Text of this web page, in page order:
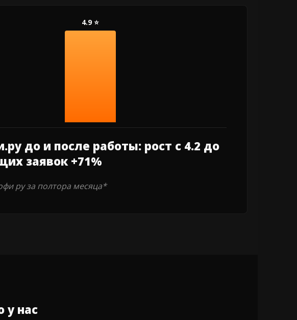
до и после работы: рост с 4.2 до
заявок +71%
ру за полтора месяца*
у нас